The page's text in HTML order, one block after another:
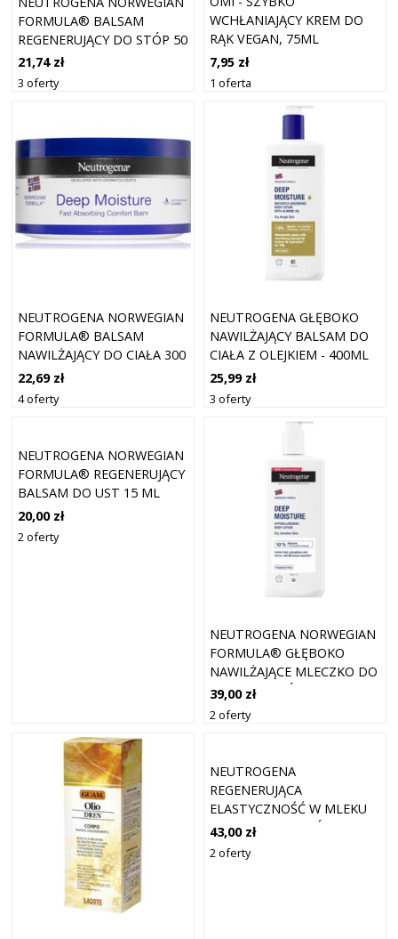
FORMULA® BALSAM
REGENERUJĄCY DO STÓP 50
ML
21,74 zł
3 oferty
WCHŁANIAJĄCY KREM DO
RĄK VEGAN, 75ML
7,95 zł
1 oferta
NEUTROGENA NORWEGIAN
FORMULA® BALSAM
NAWILŻAJĄCY DO CIAŁA 300
ML
22,69 zł
4 oferty
NEUTROGENA GŁĘBOKO
NAWILŻAJĄCY BALSAM DO
CIAŁA Z OLEJKIEM - 400ML
25,99 zł
3 oferty
NEUTROGENA NORWEGIAN
FORMULA® REGENERUJĄCY
BALSAM DO UST 15 ML
20,00 zł
2 oferty
NEUTROGENA NORWEGIAN
FORMULA® GŁĘBOKO
NAWILŻAJĄCE MLECZKO DO
CIAŁA DO SKÓRY
WRAŻLIWEJ 400 ML
39,00 zł
2 oferty
NEUTROGENA
REGENERUJĄCA
ELASTYCZNOŚĆ W MLEKU
DO CIAŁA DLA SKÓRY
SUCHEJ WIDOCZNY RENEW -
400ML
43,00 zł
2 oferty